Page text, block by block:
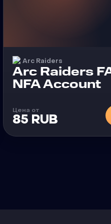
Arc Raiders
Arc Raiders
NFA Account
Цена от
85 RUB